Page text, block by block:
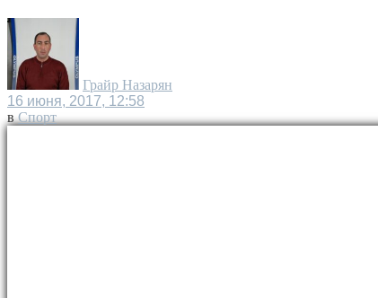
Грайр Назарян
16 июня, 2017, 12:58
в Спорт